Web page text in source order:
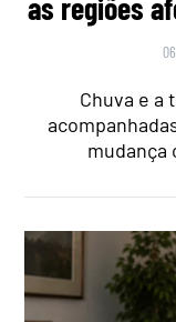
Chuva e a
mudança